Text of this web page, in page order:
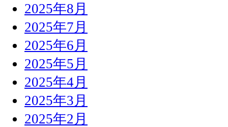
2025年8月
2025年7月
2025年6月
2025年5月
2025年4月
2025年3月
2025年2月